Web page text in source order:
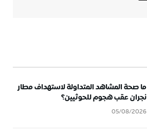
ما صحة المشاهد المتداولة لاستهداف مطار
نجران عقب هجوم للحوثيين؟
05/08/2026